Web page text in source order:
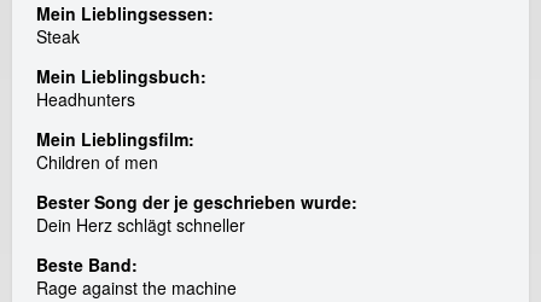
Mein Lieblingsessen:
Steak
Mein Lieblingsbuch:
Headhunters
Mein Lieblingsfilm:
Children of men
Bester Song der je geschrieben wurde:
Dein Herz schlägt schneller
Beste Band:
Rage against the machine